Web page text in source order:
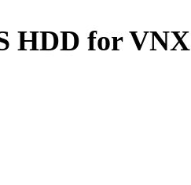
HDD for VNX